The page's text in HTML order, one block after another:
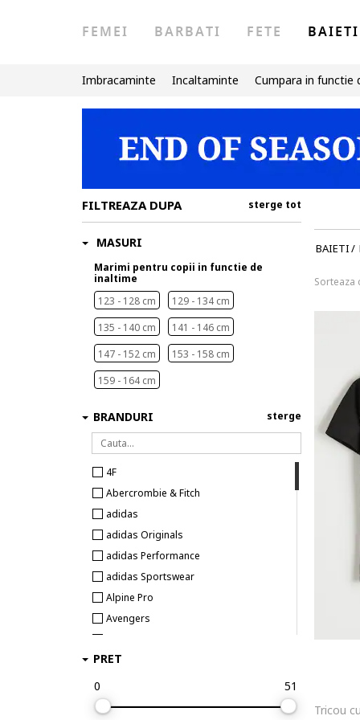
FEMEI BARBATI FETE BAIETI
Imbracaminte Incaltaminte Cumpara in functie
BAIETI/
Sorteaza
FILTREAZA DUPA sterge tot
MASURI
Marimi pentru copii in functie de
inaltime
123 - 128 cm
129 - 134 cm
135 - 140 cm
141 - 146 cm
147 - 152 cm
153 - 158 cm
159 - 164 cm
BRANDURI
4F
Abercrombie & Fitch
adidas
adidas Originals
adidas Performance
adidas Sportswear
Alpine Pro
Avengers
Be Board
Big Star
sterge
PRET
0
51